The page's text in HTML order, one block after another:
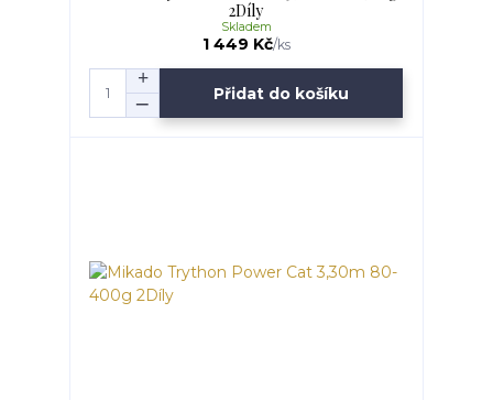
2Díly
1 449 Kč/ks
Skladem
Přidat do košíku